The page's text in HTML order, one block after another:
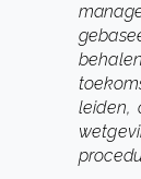
leiden,